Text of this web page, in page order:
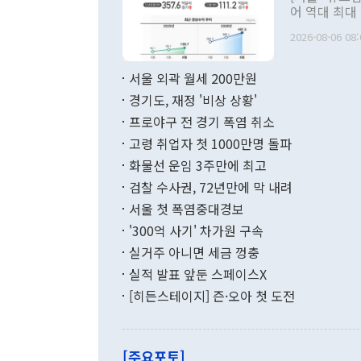
관 부처 장
관의 무리한
다. [정동영 통일부 장관이 지난달 23일 오후 서울 종로구 정부서울청사에
무너졌다고
함께 4자 대
"우리의 선
관은 업무
어 역대 최
료=한국은행] 한국은행이 6일 발표한 '2026년 6월 국제수지(잠정)'
며 월간 기
196.9% 급
수출은
기록했지만
로 전환됐다.
는 배당수입
2026-08-06
서울 외곽 월세 200만원
경기도, 재정 '비상 상황'
프로야구 전 경기 폭염 취소
고령 취업자 첫 1000만명 돌파
화물선 운임 3주만에 최고
검찰 수사권, 72년만에 막 내려
서울 첫 폭염중대경보
'300억 사기' 차가원 구속
실거주 아니면 세금 껑충
실적 발표 앞둔 스페이스X
[히든스테이지] 즌·오아 첫 도전
[주요포토]